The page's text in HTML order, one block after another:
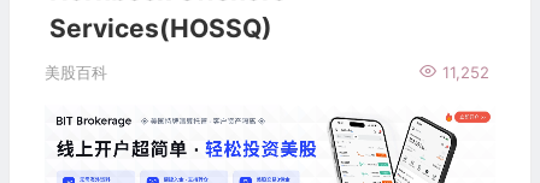
Services(HOSSQ)
美股百科 11,252